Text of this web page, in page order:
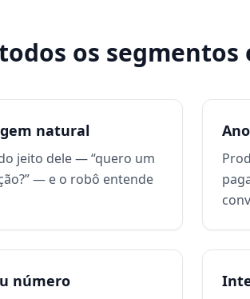
os segmentos
natural
jeito dele — “quero um
— e o robô entende
número